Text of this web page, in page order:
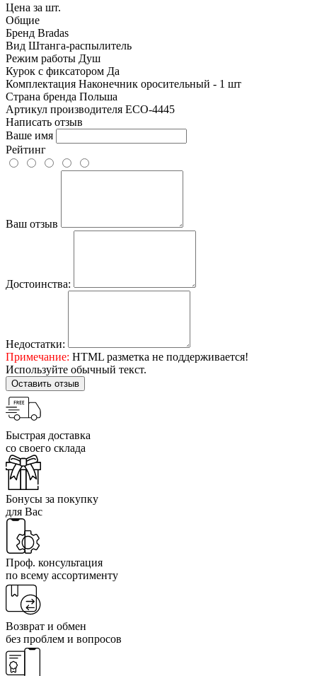
Цена за шт.
Общие
Бренд Bradas
Вид Штанга-распылитель
Режим работы Душ
Курок с фиксатором Да
Комплектация Наконечник оросительный - 1 шт
Страна бренда Польша
Артикул производителя ECO-4445
Написать отзыв
Ваше имя
Рейтинг
Ваш отзыв
Достоинства:
Недостатки:
Примечание: HTML разметка не поддерживается!
Используйте обычный текст.
Оставить отзыв
Быстрая доставка
со своего склада
Бонусы за покупку
для Вас
Проф. консультация
по всему ассортименту
Возврат и обмен
без проблем и вопросов